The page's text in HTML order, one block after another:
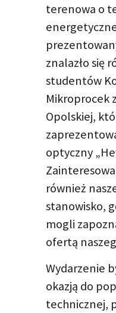
terenowa o
znalazło się
studentów
Mikroprocek
Opolskiej,
optyczny
również
stanowisko,
mogli
ofertą
Wydarzenie
okazją do
technicznej,